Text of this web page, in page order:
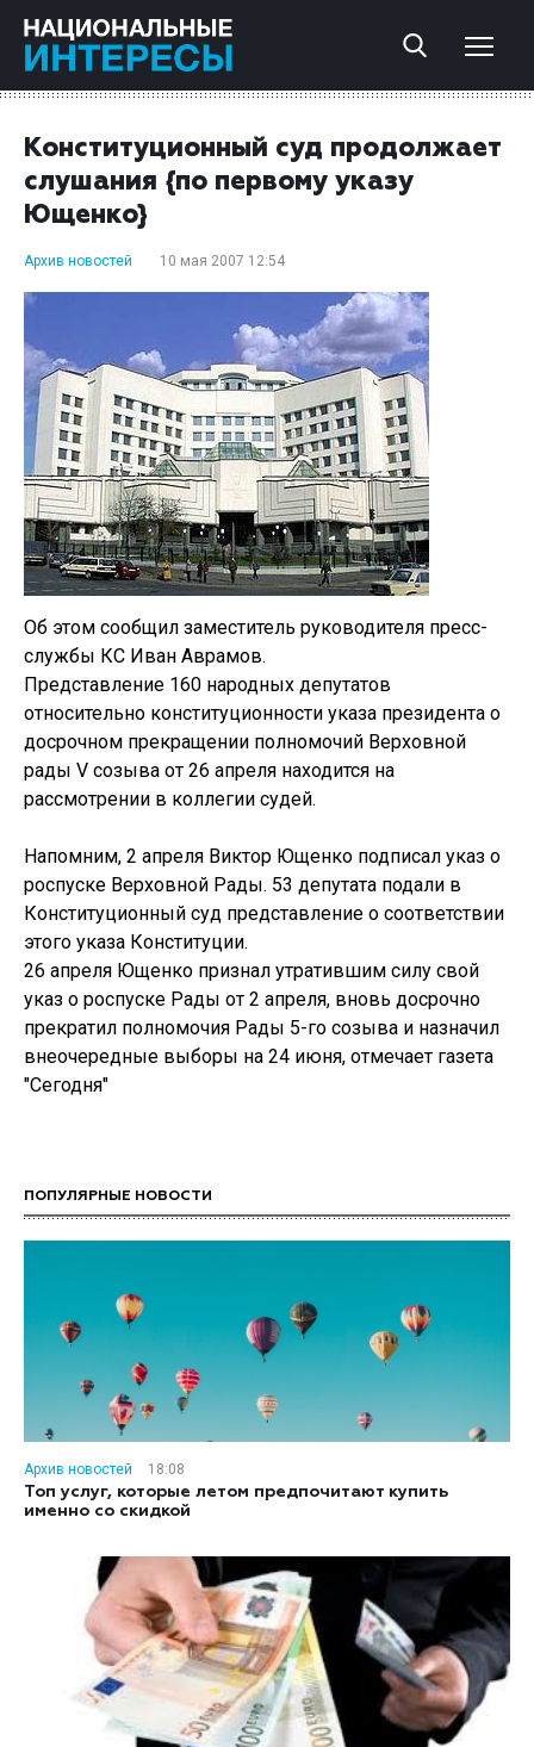
Конституционный суд продолжает
слушания {по первому указу
Ющенко}
Архив новостей 10 мая 2007 12:54
Об этом сообщил заместитель руководителя пресс-
службы КС Иван Аврамов.
Представление 160 народных депутатов
относительно конституционности указа президента о
досрочном прекращении полномочий Верховной
рады V созыва от 26 апреля находится на
рассмотрении в коллегии судей.
Напомним, 2 апреля Виктор Ющенко подписал указ о
роспуске Верховной Рады. 53 депутата подали в
Конституционный суд представление о соответствии
этого указа Конституции.
26 апреля Ющенко признал утратившим силу свой
указ о роспуске Рады от 2 апреля, вновь досрочно
прекратил полномочия Рады 5-го созыва и назначил
внеочередные выборы на 24 июня, отмечает газета
"Сегодня"
ПОПУЛЯРНЫЕ НОВОСТИ
Архив новостей
18:08
Топ услуг, которые летом предпочитают купить
именно со скидкой